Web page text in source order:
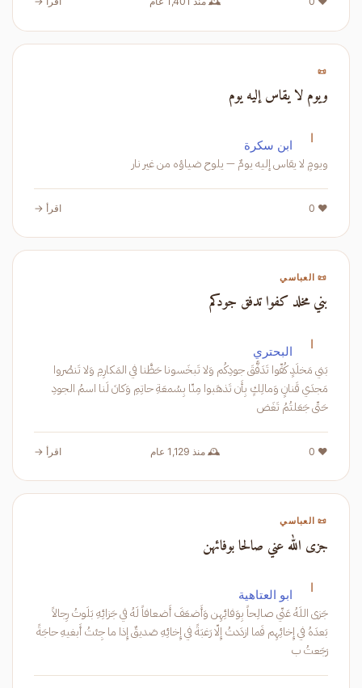
📜
ويوم لا يقاس إليه يوم
ا ابن سكرة
ويومٍ لا يقاس إليه يومٌ — يلوح ضياؤه من غير نار
❤️ 0 اقرأ →
📜 العباسي
بني مخلد كفوا تدفق جودكم
ا البحتري
بَني مَخلَدٍ كُفّوا تَدَفُّقَ جودِكُم وَلا تَبخَسونا حَظَّنا في المَكارِمِ وَلا تَنصُروا
مَجدَي قَنانٍ وَمالِكٍ بِأَن تَذهَبوا مِنّا بِسُمعَةِ حاتِمِ وَكانَ لَنا اسمُ الجودِ
حَتّى جَعَلتُمُ تَغَض
❤️ 0 🕰️ منذ 1,129 عام اقرأ →
📜 العباسي
جزى الله عني صالحا بوفائهن
ا ابو العتاهية
جَزى اللَهُ عَنّي صالِحاً بِوَفائِهِن وَأَضعَفَ أَضعافاً لَهُ في جَزائِهِ بَلَوتُ رِجالاً
بَعدَهُ في إِخائِهِم فَما ازدَدتُ إِلّا رَغبَةً في إِخائِهِ صَديقٌ إِذا ما جِئتُ أَبغيهِ حاجَةً
رَجَعتُ ب